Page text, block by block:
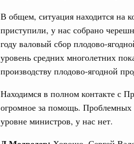
В общем, ситуация находится на
приступили, у нас собрано
году валовый сбор плодово-
уровень средних многолетних
производству плодово-ягодной
Находимся в полном контакте с
огромное за помощь. Проблемных
уровне министров, у нас нет.